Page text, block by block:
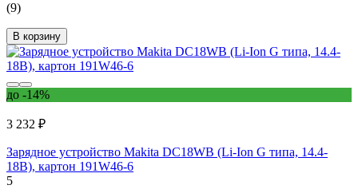
(9)
В корзину
до -14%
3 232 ₽
Зарядное устройство Makita DC18WB (Li-Ion G типа, 14.4-
18В), картон 191W46-6
5